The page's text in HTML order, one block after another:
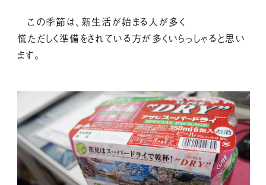
この季節は、新生活が始まる人が多く
慌ただしく準備をされている方が多くいらっしゃると思い
ます。